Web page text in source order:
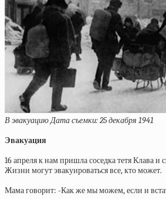
В эвакуацию Дата съемки: 25 декабря 1941
Эвакуация
16 апреля к нам пришла соседка тетя Клава и
Жизни могут эвакуироваться все, кто может.
Мама говорит: -Как же мы можем, если и